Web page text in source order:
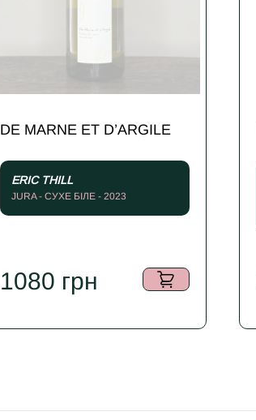
DE MARNE ET D’ARGILE
ERIC THILL
JURA - СУХЕ БІЛЕ - 2023
1080 грн